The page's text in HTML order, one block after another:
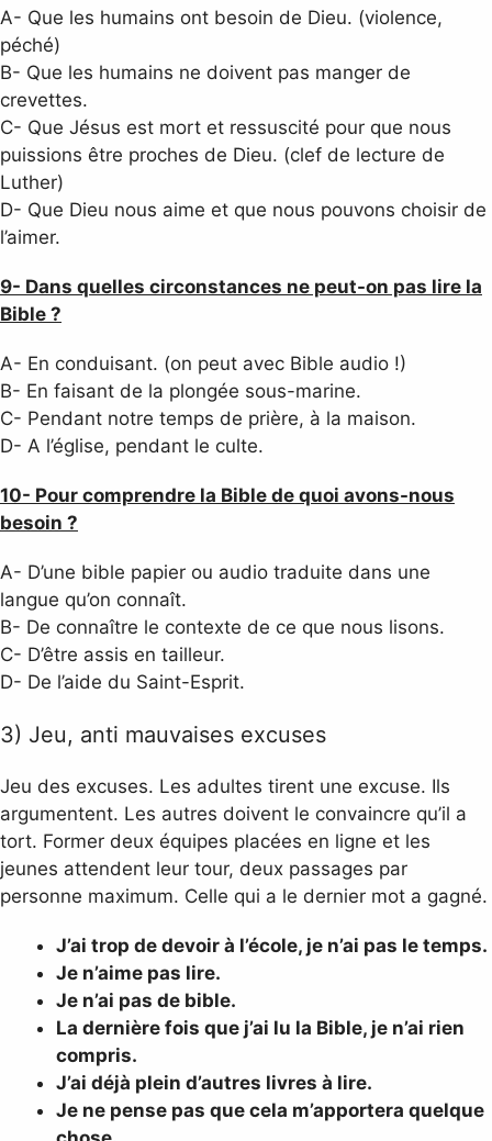
A- Que les humains ont besoin de Dieu. (violence,
péché)
B- Que les humains ne doivent pas manger de
crevettes.
C- Que Jésus est mort et ressuscité pour que nous
puissions être proches de Dieu. (clef de lecture de
Luther)
D- Que Dieu nous aime et que nous pouvons choisir de
l’aimer.
9- Dans quelles circonstances ne peut-on pas lire la
Bible ?
A- En conduisant. (on peut avec Bible audio !)
B- En faisant de la plongée sous-marine.
C- Pendant notre temps de prière, à la maison.
D- A l’église, pendant le culte.
10- Pour comprendre la Bible de quoi avons-nous
besoin ?
A- D’une bible papier ou audio traduite dans une
langue qu’on connaît.
B- De connaître le contexte de ce que nous lisons.
C- D’être assis en tailleur.
D- De l’aide du Saint-Esprit.
3) Jeu, anti mauvaises excuses
Jeu des excuses. Les adultes tirent une excuse. Ils
argumentent. Les autres doivent le convaincre qu’il a
tort. Former deux équipes placées en ligne et les
jeunes attendent leur tour, deux passages par
personne maximum. Celle qui a le dernier mot a gagné.
J’ai trop de devoir à l’école, je n’ai pas le temps.
Je n’aime pas lire.
Je n’ai pas de bible.
La dernière fois que j’ai lu la Bible, je n’ai rien
compris.
J’ai déjà plein d’autres livres à lire.
Je ne pense pas que cela m’apportera quelque